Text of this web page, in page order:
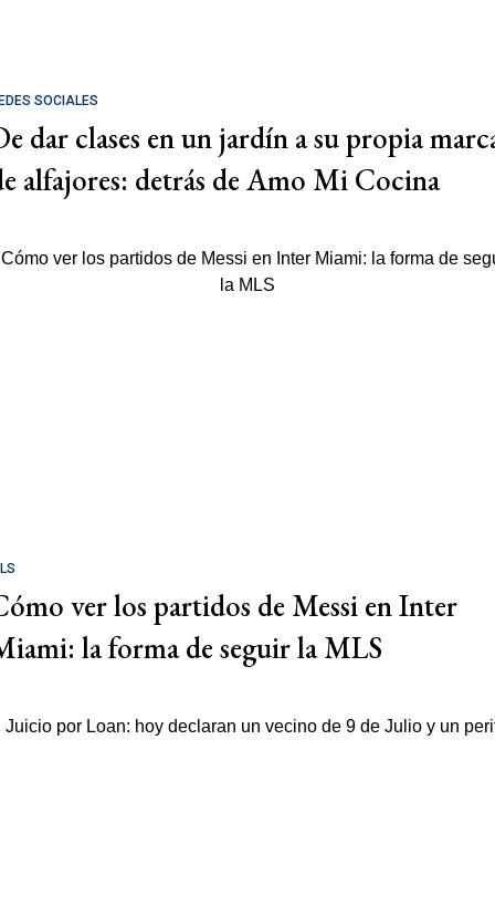
SOCIALES
dar clases en un jardín a su propia
alfajores: detrás de Amo Mi Cocina
ver los partidos de Messi en Inter
la forma de seguir la MLS